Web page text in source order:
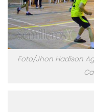
Foto/Jhon Hadison